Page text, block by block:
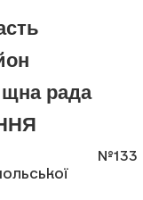
рада
№133